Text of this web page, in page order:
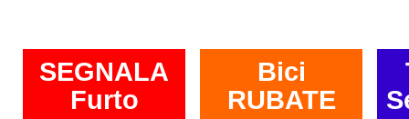
SEGNALA
Furto
Bici
RUBATE